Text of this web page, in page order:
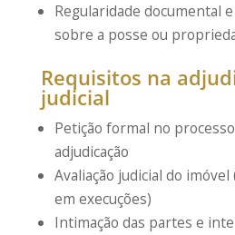
Regularidade documental
sobre a posse ou
Requisitos na
judicial
Petição formal no
adjudicação
Avaliação judicial do
em execuções)
Intimação das partes e